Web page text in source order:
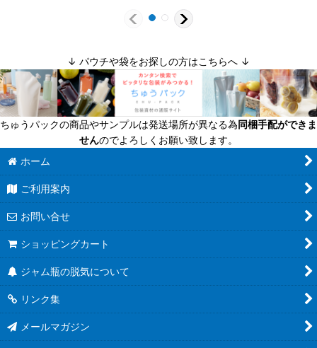
↓ パウチや袋をお探しの方はこちらへ ↓
ちゅうパックの商品やサンプルは発送場所が異なる為同梱手配ができま
せんのでよろしくお願い致します。
ホーム
ご利用案内
お問い合せ
ショッピングカート
ジャム瓶の脱気について
リンク集
メールマガジン